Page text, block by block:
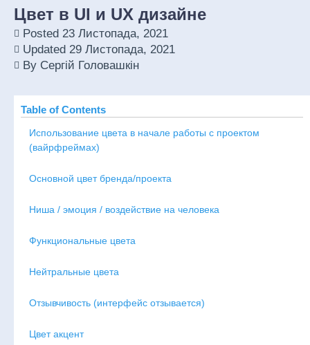
Цвет в UI и UX дизайне
Posted 23 Листопада, 2021
Updated 29 Листопада, 2021
By Сергій Головашкін
Table of Contents
Использование цвета в начале работы с проектом
(вайрфреймах)
Основной цвет бренда/проекта
Ниша / эмоция / воздействие на человека
Функциональные цвета
Нейтральные цвета
Отзывчивость (интерфейс отзывается)
Цвет акцент